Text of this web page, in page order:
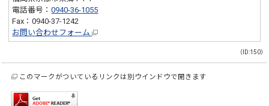
電話番号：0940-36-1055
Fax：0940-37-1242
お問い合わせフォーム
（ID:150）
このマークがついているリンクは別ウインドウで開きます